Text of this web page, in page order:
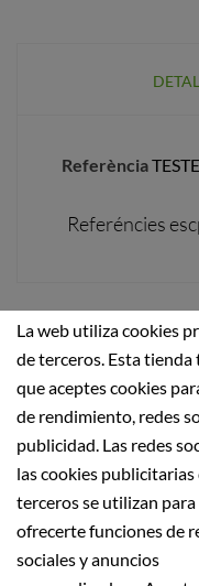
Referència
Referéncies
INFORMACIÓ SOBRE
INFORMACIÓ
Condicions generals
Política de seguretat
La web utiliza cookies
de terceros. Esta tienda
que aceptes cookies
de rendimiento, redes
publicidad. Las redes
las cookies publicitarias
terceros se utilizan para
ofrecerte funciones de
sociales y anuncios